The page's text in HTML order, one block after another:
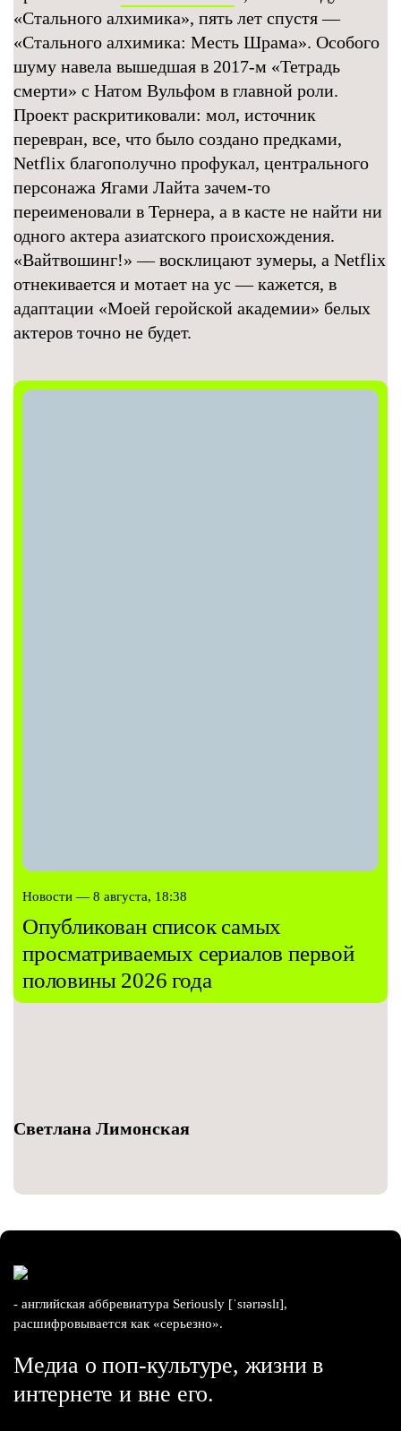
«Стального алхимика», пять лет спустя —
«Стального алхимика: Месть Шрама». Особого
шуму навела вышедшая в 2017-м «Тетрадь
смерти» с Натом Вульфом в главной роли.
Проект раскритиковали: мол, источник
перевран, все, что было создано предками,
Netflix благополучно профукал, центрального
персонажа Ягами Лайта зачем-то
переименовали в Тернера, а в касте не найти ни
одного актера азиатского происхождения.
«Вайтвошинг!» — восклицают зумеры, а Netflix
отнекивается и мотает на ус — кажется, в
адаптации «Моей геройской академии» белых
актеров точно не будет.
Новости — 8 августа, 18:38
Опубликован список самых
просматриваемых сериалов первой
половины 2026 года
Светлана Лимонская
- английская аббревиатура Seriously [ˈsɪərɪəslɪ],
расшифровывается как «серьезно».
Медиа о поп-культуре, жизни в
интернете и вне его.